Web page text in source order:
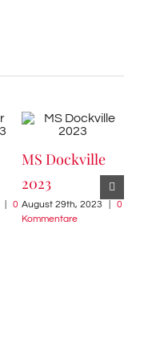
0
MS Dockville
2023
August 29th, 2023
0
Kommentare